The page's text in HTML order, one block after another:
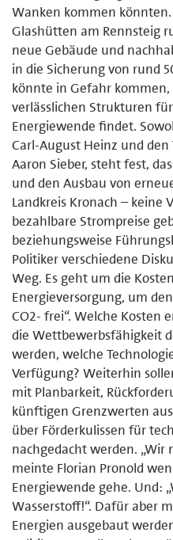
Wanken kommen
Glashütten am Rennsteig
neue Gebäude und
in die Sicherung von rund
könnte in Gefahr
verlässlichen Strukturen
Energiewende findet.
Carl-August Heinz und
Aaron Sieber, steht fest,
und den Ausbau von
Landkreis Kronach – keine
bezahlbare Strompreise
beziehungsweise
Politiker verschiedene
Weg. Es geht um die
Energieversorgung, um
CO2- frei“. Welche Kosten
die Wettbewerbsfähigkeit
werden, welche
Verfügung? Weiterhin
mit Planbarkeit,
künftigen Grenzwerten
über Förderkulissen für
nachgedacht werden. „Wir
meinte Florian Pronold
Energiewende gehe. Und:
Wasserstoff!“. Dafür aber
Energien ausgebaut